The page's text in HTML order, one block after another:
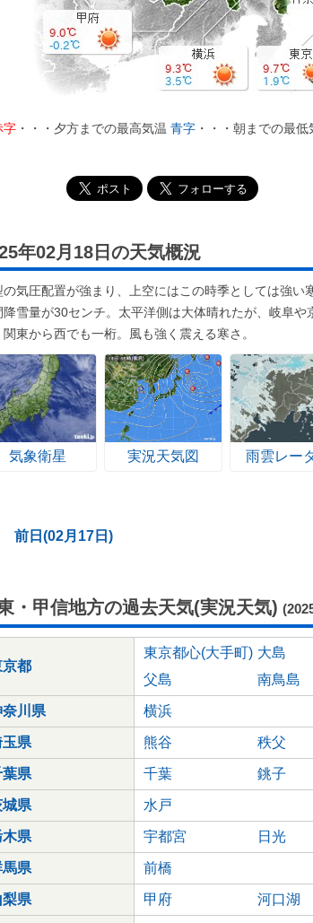
字 ・・・夕方までの最高気温 青字 ・・・朝までの最低
年02月18日の天気概況
の気圧配置が強まり、上空にはこの時季としては強
降雪量が30センチ。太平洋側は大体晴れたが、岐阜
関東から西でも一桁。風も強く震える寒さ。
気象衛星 実況天気図 雨雲レー
前日(02月17日)
・甲信地方の過去天気(実況天気)
京都
東京都心(大手町) 大島
父島
南鳥島
奈川県 横浜
玉県 熊谷 秩父
葉県 千葉 銚子
城県 水戸
木県 宇都宮 日光
馬県 前橋
梨県 甲府 河口湖